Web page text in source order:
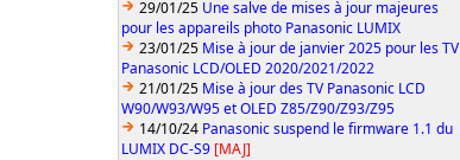
29/01/25 Une salve de mises à jour majeures
pour les appareils photo Panasonic LUMIX
23/01/25 Mise à jour de janvier 2025 pour les TV
Panasonic LCD/OLED 2020/2021/2022
21/01/25 Mise à jour des TV Panasonic LCD
W90/W93/W95 et OLED Z85/Z90/Z93/Z95
14/10/24 Panasonic suspend le firmware 1.1 du
LUMIX DC-S9 [MAJ]